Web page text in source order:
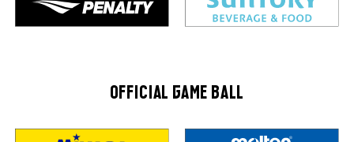
OFFICIAL GAME BALL